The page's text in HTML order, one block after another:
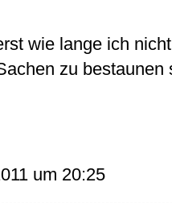
wie lange ich
zu bestaunen
um 20:25